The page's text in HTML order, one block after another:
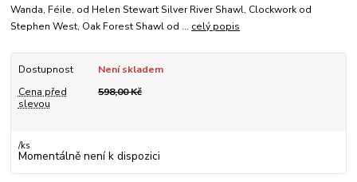
Wanda, Féile, od Helen Stewart Silver River Shawl, Clockwork od
Stephen West, Oak Forest Shawl od ... celý popis
Dostupnost
Není skladem
Cena před
slevou
598,00 Kč
/ks
Momentálně není k dispozici